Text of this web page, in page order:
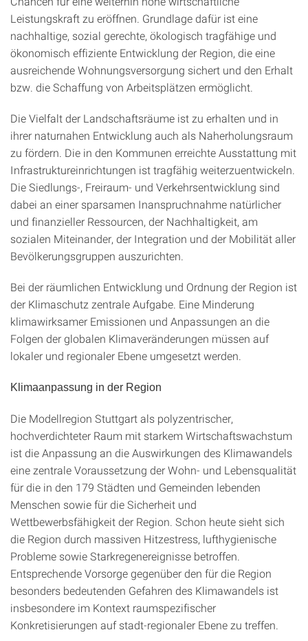
Leistungskraft zu eröffnen. Grundlage dafür ist eine
nachhaltige, sozial gerechte, ökologisch tragfähige und
ökonomisch effiziente Entwicklung der Region, die eine
ausreichende Wohnungsversorgung sichert und den Erhalt
bzw. die Schaffung von Arbeitsplätzen ermöglicht.
Die Vielfalt der Landschaftsräume ist zu erhalten und in
ihrer naturnahen Entwicklung auch als Naherholungsraum
zu fördern. Die in den Kommunen erreichte Ausstattung mit
Infrastruktureinrichtungen ist tragfähig weiterzuentwickeln.
Die Siedlungs-, Freiraum- und Verkehrsentwicklung sind
dabei an einer sparsamen Inanspruchnahme natürlicher
und finanzieller Ressourcen, der Nachhaltigkeit, am
sozialen Miteinander, der Integration und der Mobilität aller
Bevölkerungsgruppen auszurichten.
Bei der räumlichen Entwicklung und Ordnung der Region ist
der Klimaschutz zentrale Aufgabe. Eine Minderung
klimawirksamer Emissionen und Anpassungen an die
Folgen der globalen Klimaveränderungen müssen auf
lokaler und regionaler Ebene umgesetzt werden.
Klimaanpassung in der Region
Die Modellregion Stuttgart als polyzentrischer,
hochverdichteter Raum mit starkem Wirtschaftswachstum
ist die Anpassung an die Auswirkungen des Klimawandels
eine zentrale Voraussetzung der Wohn- und Lebensqualität
für die in den 179 Städten und Gemeinden lebenden
Menschen sowie für die Sicherheit und
Wettbewerbsfähigkeit der Region. Schon heute sieht sich
die Region durch massiven Hitzestress, lufthygienische
Probleme sowie Starkregenereignisse betroffen.
Entsprechende Vorsorge gegenüber den für die Region
besonders bedeutenden Gefahren des Klimawandels ist
insbesondere im Kontext raumspezifischer
Konkretisierungen auf stadt-regionaler Ebene zu treffen.